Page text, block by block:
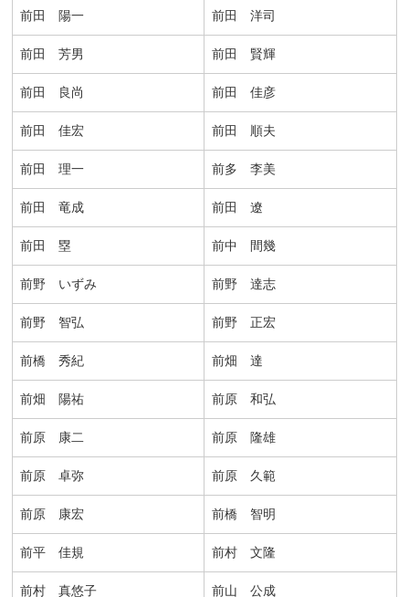
前田 陽一 前田 洋司
前田 芳男 前田 賢輝
前田 良尚 前田 佳彦
前田 佳宏 前田 順夫
前田 理一 前多 李美
前田 竜成 前田 遼
前田 塁 前中 間幾
前野 いずみ 前野 達志
前野 智弘 前野 正宏
前橋 秀紀 前畑 達
前畑 陽祐 前原 和弘
前原 康二 前原 隆雄
前原 卓弥 前原 久範
前原 康宏 前橋 智明
前平 佳規 前村 文隆
前村 真悠子 前山 公成